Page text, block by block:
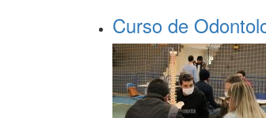
Curso de